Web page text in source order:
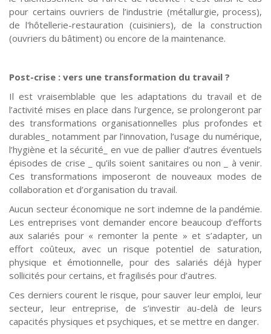
pour certains ouvriers de l’industrie (métallurgie, process),
de l'hôtellerie-restauration (cuisiniers), de la construction
(ouvriers du bâtiment) ou encore de la maintenance.
Post-crise : vers une transformation du travail ?
Il est vraisemblable que les adaptations du travail et de
l’activité mises en place dans l’urgence, se prolongeront par
des transformations organisationnelles plus profondes et
durables_ notamment par l’innovation, l’usage du numérique,
l’hygiène et la sécurité_ en vue de pallier d’autres éventuels
épisodes de crise _ qu’ils soient sanitaires ou non _ à venir.
Ces transformations imposeront de nouveaux modes de
collaboration et d’organisation du travail.
Aucun secteur économique ne sort indemne de la pandémie.
Les entreprises vont demander encore beaucoup d’efforts
aux salariés pour « remonter la pente » et s’adapter, un
effort coûteux, avec un risque potentiel de saturation,
physique et émotionnelle, pour des salariés déjà hyper
sollicités pour certains, et fragilisés pour d’autres.
Ces derniers courent le risque, pour sauver leur emploi, leur
secteur, leur entreprise, de s’investir au-delà de leurs
capacités physiques et psychiques, et se mettre en danger.